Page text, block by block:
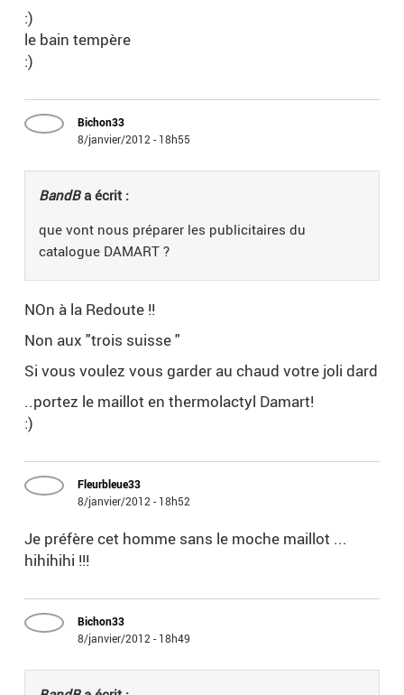
:)
le bain tempère
:)
Bichon33
8/janvier/2012 - 18h55
BandBa écrit :
que vont nous préparer les publicitaires du
catalogue DAMART ?
NOn à la Redoute !!
Non aux "trois suisse "
Si vous voulez vous garder au chaud votre joli dard
..portez le maillot en thermolactyl Damart!
:)
Fleurbleue33
8/janvier/2012 - 18h52
Je préfère cet homme sans le moche maillot ...
hihihihi !!!
Bichon33
8/janvier/2012 - 18h49